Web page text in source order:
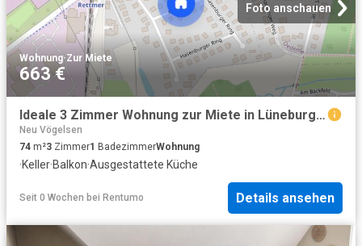
Foto anschauen
Wohnung·Zur Miete
663 €
Ideale 3 Zimmer Wohnung zur Miete in Lüneburg Wentzel Dr
Neu Vögelsen
74 m²3 Zimmer1 BadezimmerWohnung
·Keller·Balkon·Ausgestattete Küche
Seit 0 Wochen bei Rentumo Details ansehen